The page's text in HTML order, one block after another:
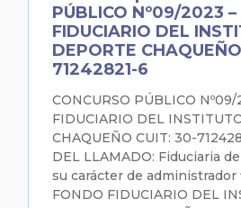
PÚBLICO Nº09/2023
FIDUCIARIO DEL
DEPORTE
71242821-6
CONCURSO PÚBLICO
FIDUCIARIO DEL
CHAQUEÑO CUIT: 30-
DEL LLAMADO: Fiduciaria
su carácter de administrador
FONDO FIDUCIARIO DEL